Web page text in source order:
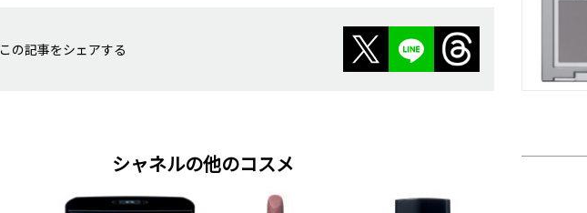
この記事をシェアする
シャネルの他のコスメ